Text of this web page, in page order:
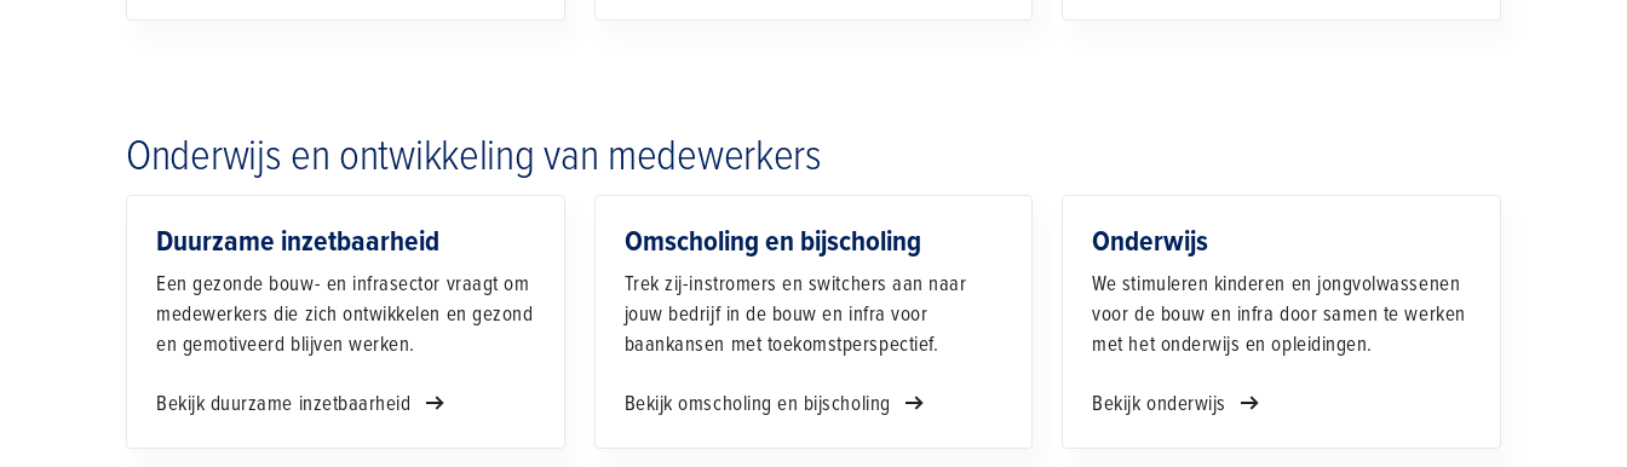
Onderwijs en ontwikkeling van medewerkers
Duurzame inzetbaarheid
Een gezonde bouw- en infrasector vraagt om
medewerkers die zich ontwikkelen en gezond
en gemotiveerd blijven werken.
Bekijk duurzame inzetbaarheid
Omscholing en bijscholing
Trek zij-instromers en switchers aan naar
jouw bedrijf in de bouw en infra voor
baankansen met toekomstperspectief.
Bekijk omscholing en bijscholing
Onderwijs
We stimuleren kinderen en jongvolwassenen
voor de bouw en infra door samen te werken
met het onderwijs en opleidingen.
Bekijk onderwijs